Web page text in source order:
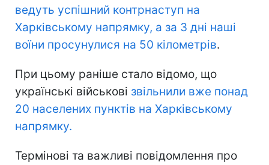
ведуть успішний контрнаступ на
Харківському напрямку, а за 3 дні наші
воїни просунулися на 50 кілометрів.
При цьому раніше стало відомо, що
українські військові звільнили вже понад
20 населених пунктів на Харківському
напрямку.
Термінові та важливі повідомлення про